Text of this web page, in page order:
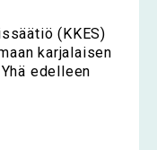
(KKES)
karjalaisen
edelleen